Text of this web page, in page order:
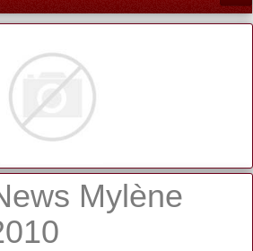
Mylène